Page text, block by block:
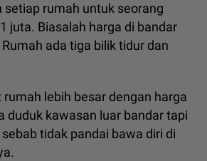
setiap rumah untuk seorang
juta. Biasalah harga di bandar
ada tiga bilik tidur dan
rumah lebih besar dengan harga
duduk kawasan luar bandar tapi
tidak pandai bawa diri di